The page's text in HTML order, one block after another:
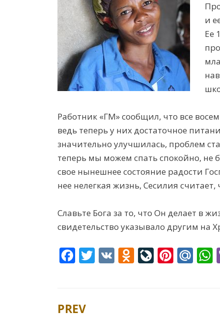
и
Ее
Работник «ГМ» сообщил, что все
ведь теперь у них достаточное
значительно улучшилась, проблем
теперь мы можем спать спокойно, не
свое нынешнее состояние радости
нее нелегкая жизнь, Сесилия
Славьте Бога за то, что Он делает в
свидетельство указывало другим на
F
b
T V O Li Pi M
Post
PREV